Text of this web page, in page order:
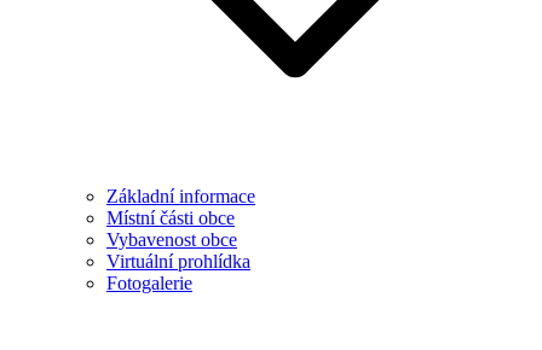
Základní informace
Místní části obce
Vybavenost obce
Virtuální prohlídka
Fotogalerie